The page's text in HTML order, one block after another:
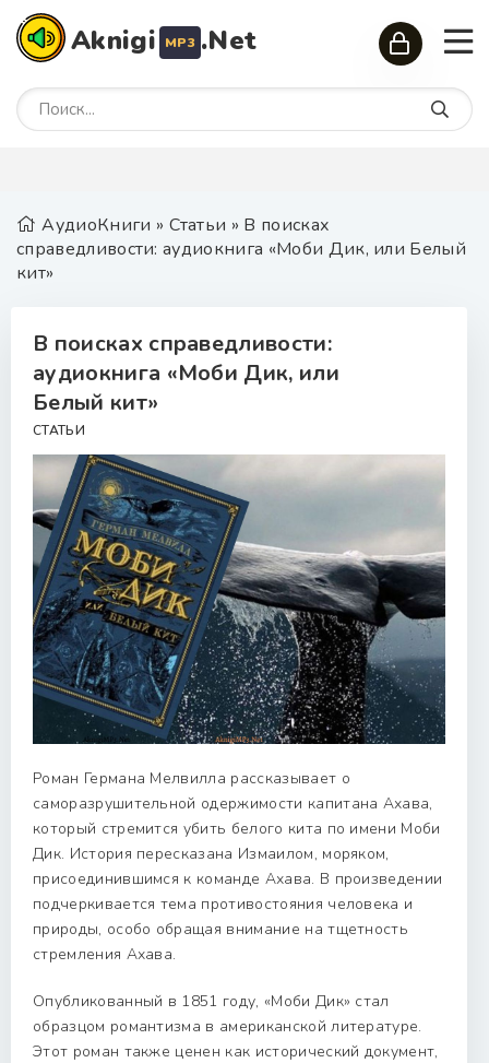
Aknigi MP3 .Net
АудиоКниги » Статьи » В поисках
справедливости: аудиокнига «Моби Дик, или Белый
кит»
В поисках справедливости:
аудиокнига «Моби Дик, или
Белый кит»
СТАТЬИ
Роман Германа Мелвилла рассказывает о
саморазрушительной одержимости капитана Ахава,
который стремится убить белого кита по имени Моби
Дик. История пересказана Измаилом, моряком,
присоединившимся к команде Ахава. В произведении
подчеркивается тема противостояния человека и
природы, особо обращая внимание на тщетность
стремления Ахава.
Опубликованный в 1851 году, «Моби Дик» стал
образцом романтизма в американской литературе.
Этот роман также ценен как исторический документ,